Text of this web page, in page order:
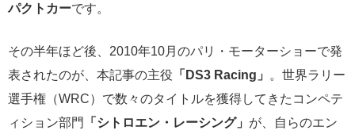
パクトカーです。
その半年ほど後、2010年10月のパリ・モーターショーで発
表されたのが、本記事の主役 「DS3 Racing」
。世界ラリー
選手権（WRC）で数々のタイトルを獲得してきたコンペテ
ィション部門
「シトロエン・レーシング」 が、自らのエン